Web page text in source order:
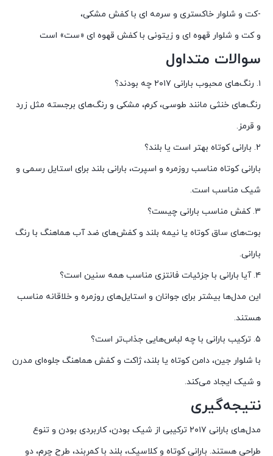
-کت و شلوار خاکستری و سرمه ای با کفش مشکی،
و کت و شلوار قهوه ای و زیتونی با کفش قهوه ای «ست» است
سوالات متداول
۱. رنگ‌های محبوب بارانی ۲۰۱۷ چه بودند؟
رنگ‌های خنثی مانند طوسی، کرم، مشکی و رنگ‌های برجسته مثل زرد
و قرمز.
۲. بارانی کوتاه بهتر است یا بلند؟
بارانی کوتاه مناسب روزمره و اسپرت، بارانی بلند برای استایل رسمی و
شیک مناسب است.
۳. کفش مناسب بارانی چیست؟
بوت‌های ساق کوتاه یا نیمه بلند و کفش‌های ضد آب هماهنگ با رنگ
بارانی.
۴. آیا بارانی با جزئیات فانتزی مناسب همه سنین است؟
این مدل‌ها بیشتر برای جوانان و استایل‌های روزمره و خلاقانه مناسب
هستند.
۵. ترکیب بارانی با چه لباس‌هایی جذاب‌تر است؟
با شلوار جین، دامن کوتاه یا بلند، ژاکت و کفش هماهنگ جلوه‌ای مدرن
و شیک ایجاد می‌کند.
نتیجه‌گیری
مدل‌های بارانی ۲۰۱۷ ترکیبی از شیک بودن، کاربردی بودن و تنوع
طراحی هستند. بارانی کوتاه و کلاسیک، بلند با کمربند، طرح چرم، دو